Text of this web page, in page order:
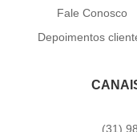
Fale Conosco
Depoimentos
(31)